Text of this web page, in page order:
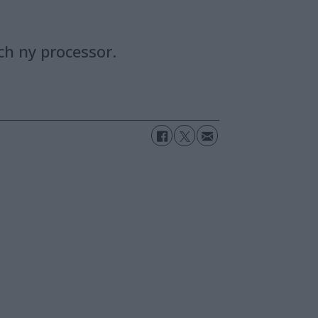
ny processor.